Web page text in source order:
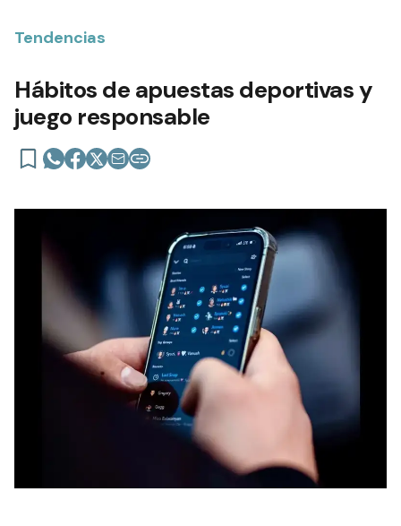
Tendencias
Hábitos de apuestas deportivas y
juego responsable